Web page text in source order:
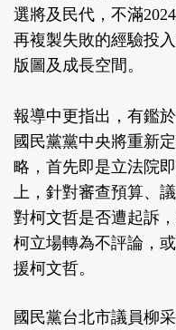
選將及民代，不滿
再複製失敗的經驗投
版圖及成長空間。
報導中更指出，有鑑
國民黨黨中央將重新
略，首先即是立法院
上，針對審查預算、
對柯文哲是否遭起訴
柯立場轉為不評論，
援柯文哲。
國民黨台北市議員柳